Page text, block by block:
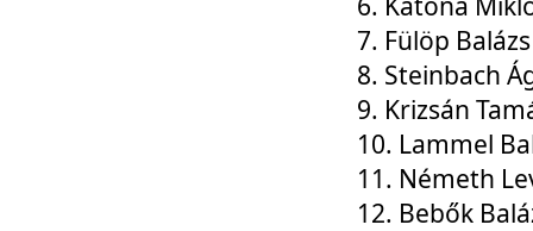
7. Fülöp Balázs
8. Steinbach
9. Krizsán
10. Lammel
11. Németh
12. Bebők